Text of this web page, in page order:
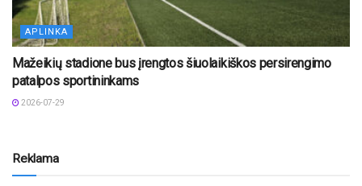
APLINKA
Mažeikių stadione bus įrengtos šiuolaikiškos persirengimo
patalpos sportininkams
2026-07-29
Reklama